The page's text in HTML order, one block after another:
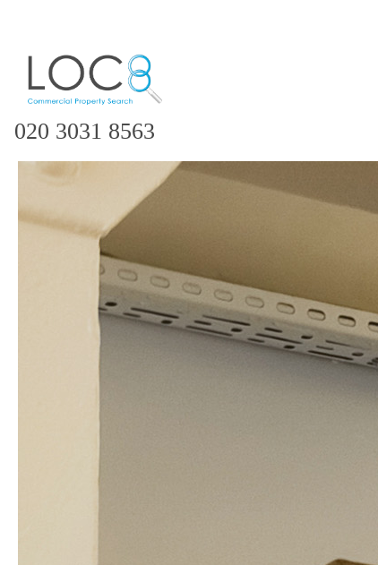
020 3031 8563